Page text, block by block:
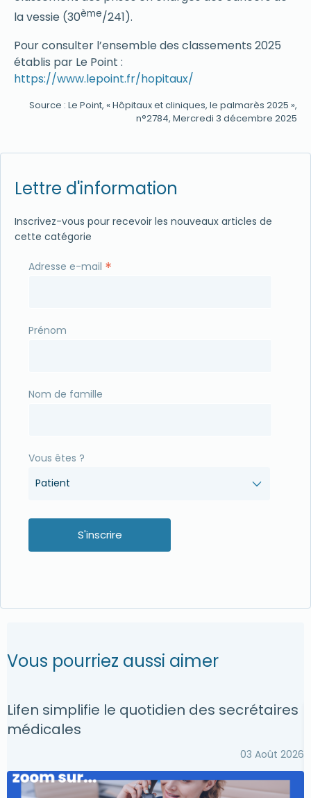
la vessie (30ème/241).
Pour consulter l’ensemble des classements 2025
établis par Le Point :
https://www.lepoint.fr/hopitaux/
Source : Le Point, « Hôpitaux et cliniques, le palmarès 2025 »,
n°2784, Mercredi 3 décembre 2025
Lettre d'information
Inscrivez-vous pour recevoir les nouveaux articles de
cette catégorie
Adresse e-mail *
Prénom
Nom de famille
Vous êtes ?
Patient
Vous pourriez aussi aimer
Lifen simplifie le quotidien des secrétaires
médicales
03 Août 2026